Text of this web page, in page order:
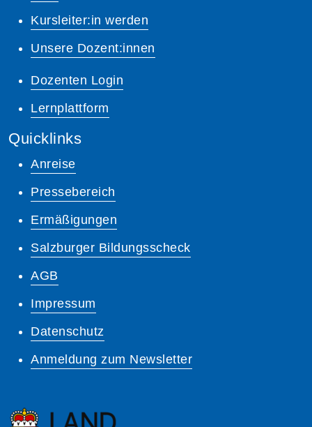
Kursleiter:in werden
Unsere Dozent:innen
Dozenten Login
Lernplattform
Quicklinks
Anreise
Pressebereich
Ermäßigungen
Salzburger Bildungsscheck
AGB
Impressum
Datenschutz
Anmeldung zum Newsletter